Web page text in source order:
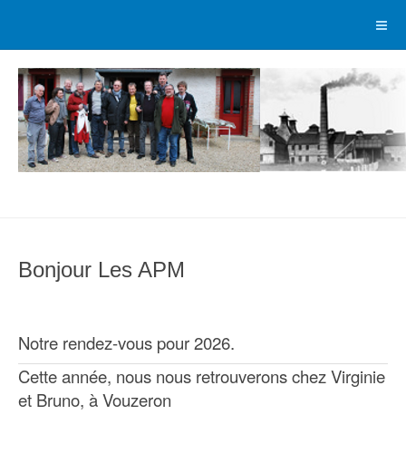
Bonjour Les APM
Notre rendez-vous pour 2026.
Cette année, nous nous retrouverons chez Virginie
et Bruno, à Vouzeron